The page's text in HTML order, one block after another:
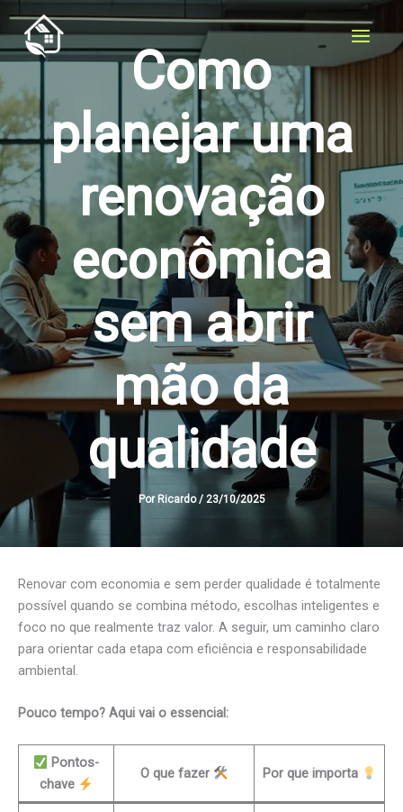
to
content
Como
planejar uma
renovação
econômica
sem abrir
mão da
qualidade
Por Ricardo/ 23/10/2025
Renovar com economia e sem perder qualidade é totalmente
possível quando se combina método, escolhas inteligentes e
foco no que realmente traz valor. A seguir, um caminho claro
para orientar cada etapa com eficiência e responsabilidade
ambiental.
Pouco tempo? Aqui vai o essencial:
Pontos-
chave
O que fazer Por que importa